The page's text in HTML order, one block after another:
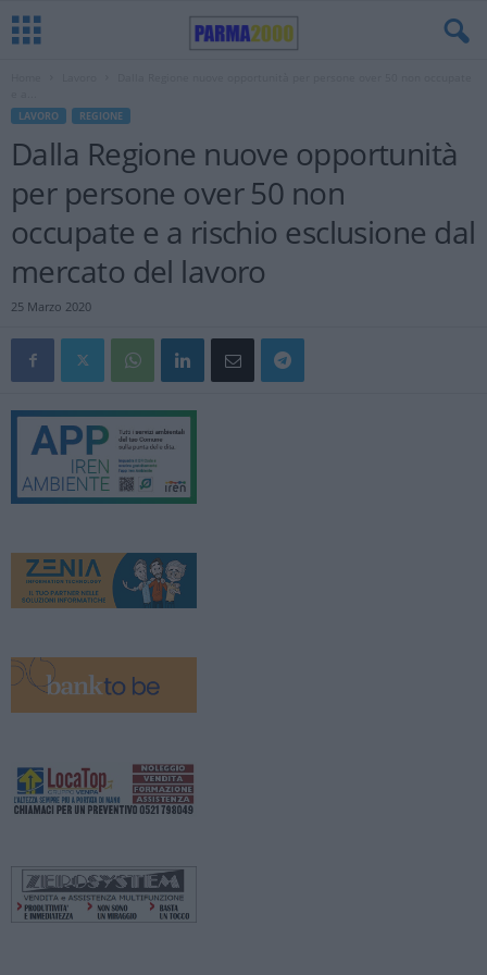
LAVORO REGIONE
Dalla Regione nuove opportunità
per persone over 50 non
occupate e a rischio esclusione dal
mercato del lavoro
25 Marzo 2020